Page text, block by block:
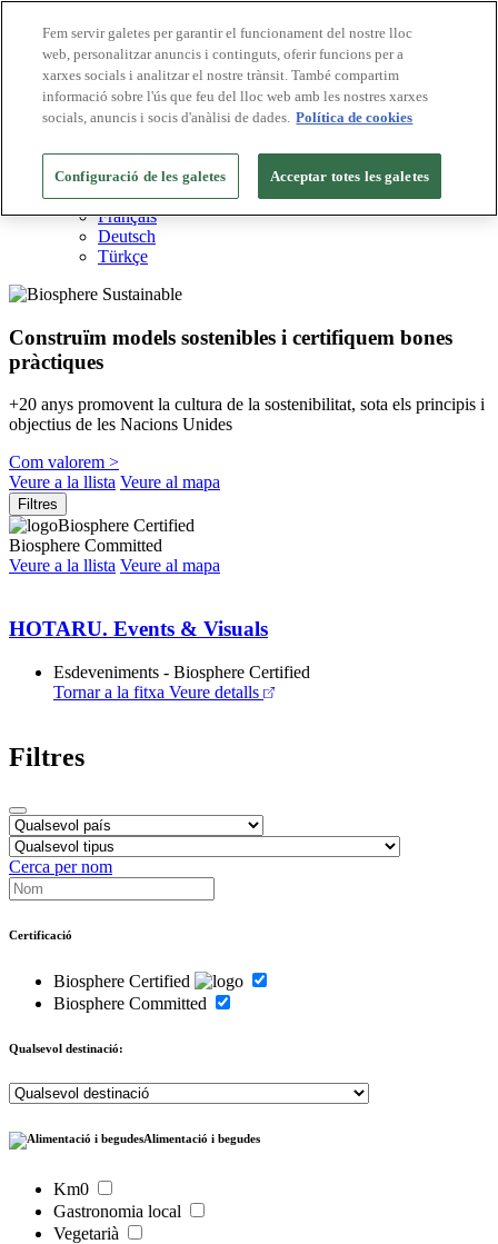
Destinacions Biosphere
Empreses Biosphere
Com valorem
Sobre nosaltres
English
Español
Português
Français
Deutsch
Türkçe
Construïm models sostenibles i certifiquem bones
pràctiques
+20 anys promovent la cultura de la sostenibilitat, sota els principis i
objectius de les Nacions Unides
Com valorem >
Veure a la llista Veure al mapa
Filtres
Biosphere Certified
Biosphere Committed
Veure a la llista Veure al mapa
HOTARU. Events & Visuals
Esdeveniments - Biosphere Certified
Tornar a la fitxa Veure detalls
Filtres
Cerca per nom
Certificació
Biosphere Certified
Biosphere Committed
Qualsevol destinació:
Alimentació i begudes
Km0
Gastronomia local
Vegetarià
Fem servir galetes per garantir el funcionament del nostre lloc
web, personalitzar anuncis i continguts, oferir funcions per a
xarxes socials i analitzar el nostre trànsit. També compartim
informació sobre l'ús que feu del lloc web amb les nostres xarxes
socials, anuncis i socis d'anàlisi de dades. Política de cookies
Configuració de les galetes Acceptar totes les galetes